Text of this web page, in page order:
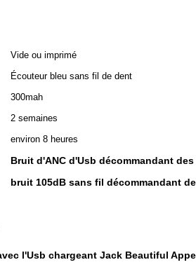
Vide ou imprimé
Écouteur bleu sans fil de dent
300mah
2 semaines
environ 8 heures
Bruit d'ANC d'Usb décommandant
bruit 105dB sans fil décommandant
l'Usb chargeant Jack Beautiful